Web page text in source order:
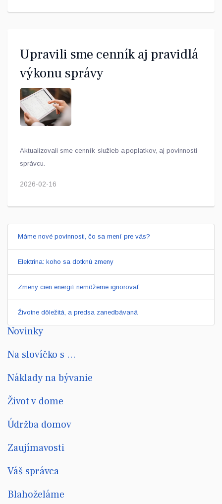
Upravili sme cenník aj pravidlá
výkonu správy
Aktualizovali sme cenník služieb a poplatkov, aj povinnosti
správcu.
2026-02-16
Máme nové povinnosti, čo sa mení pre vás?
Elektrina: koho sa dotknú zmeny
Zmeny cien energií nemôžeme ignorovať
Životne dôležitá, a predsa zanedbávaná
Novinky
Na slovíčko s ...
Náklady na bývanie
Život v dome
Údržba domov
Zaujímavosti
Váš správca
Blahoželáme